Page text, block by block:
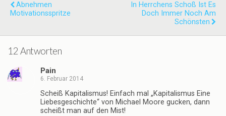
Abnehmen
Motivationsspritze
In Herrchens Schoß Ist Es
Doch Immer Noch Am
Schönsten
12 Antworten
Pain
6. Februar 2014
Scheiß Kapitalismus! Einfach mal „Kapitalismus Eine
Liebesgeschichte“ von Michael Moore gucken, dann
scheißt man auf den Mist!